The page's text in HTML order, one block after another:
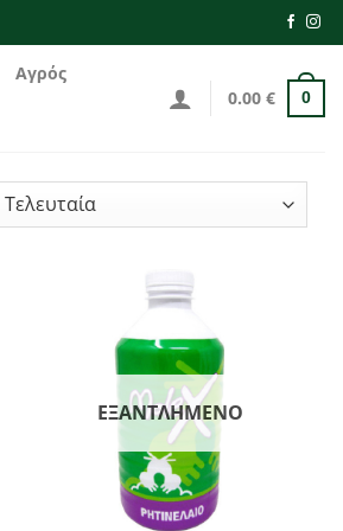
Αγρός
0.00€ 0
ΕΞΑΝΤΛΗΜΈΝΟ